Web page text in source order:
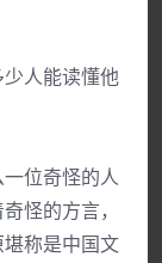
人能读懂他
位奇怪的人
怪的方言，
称是中国文